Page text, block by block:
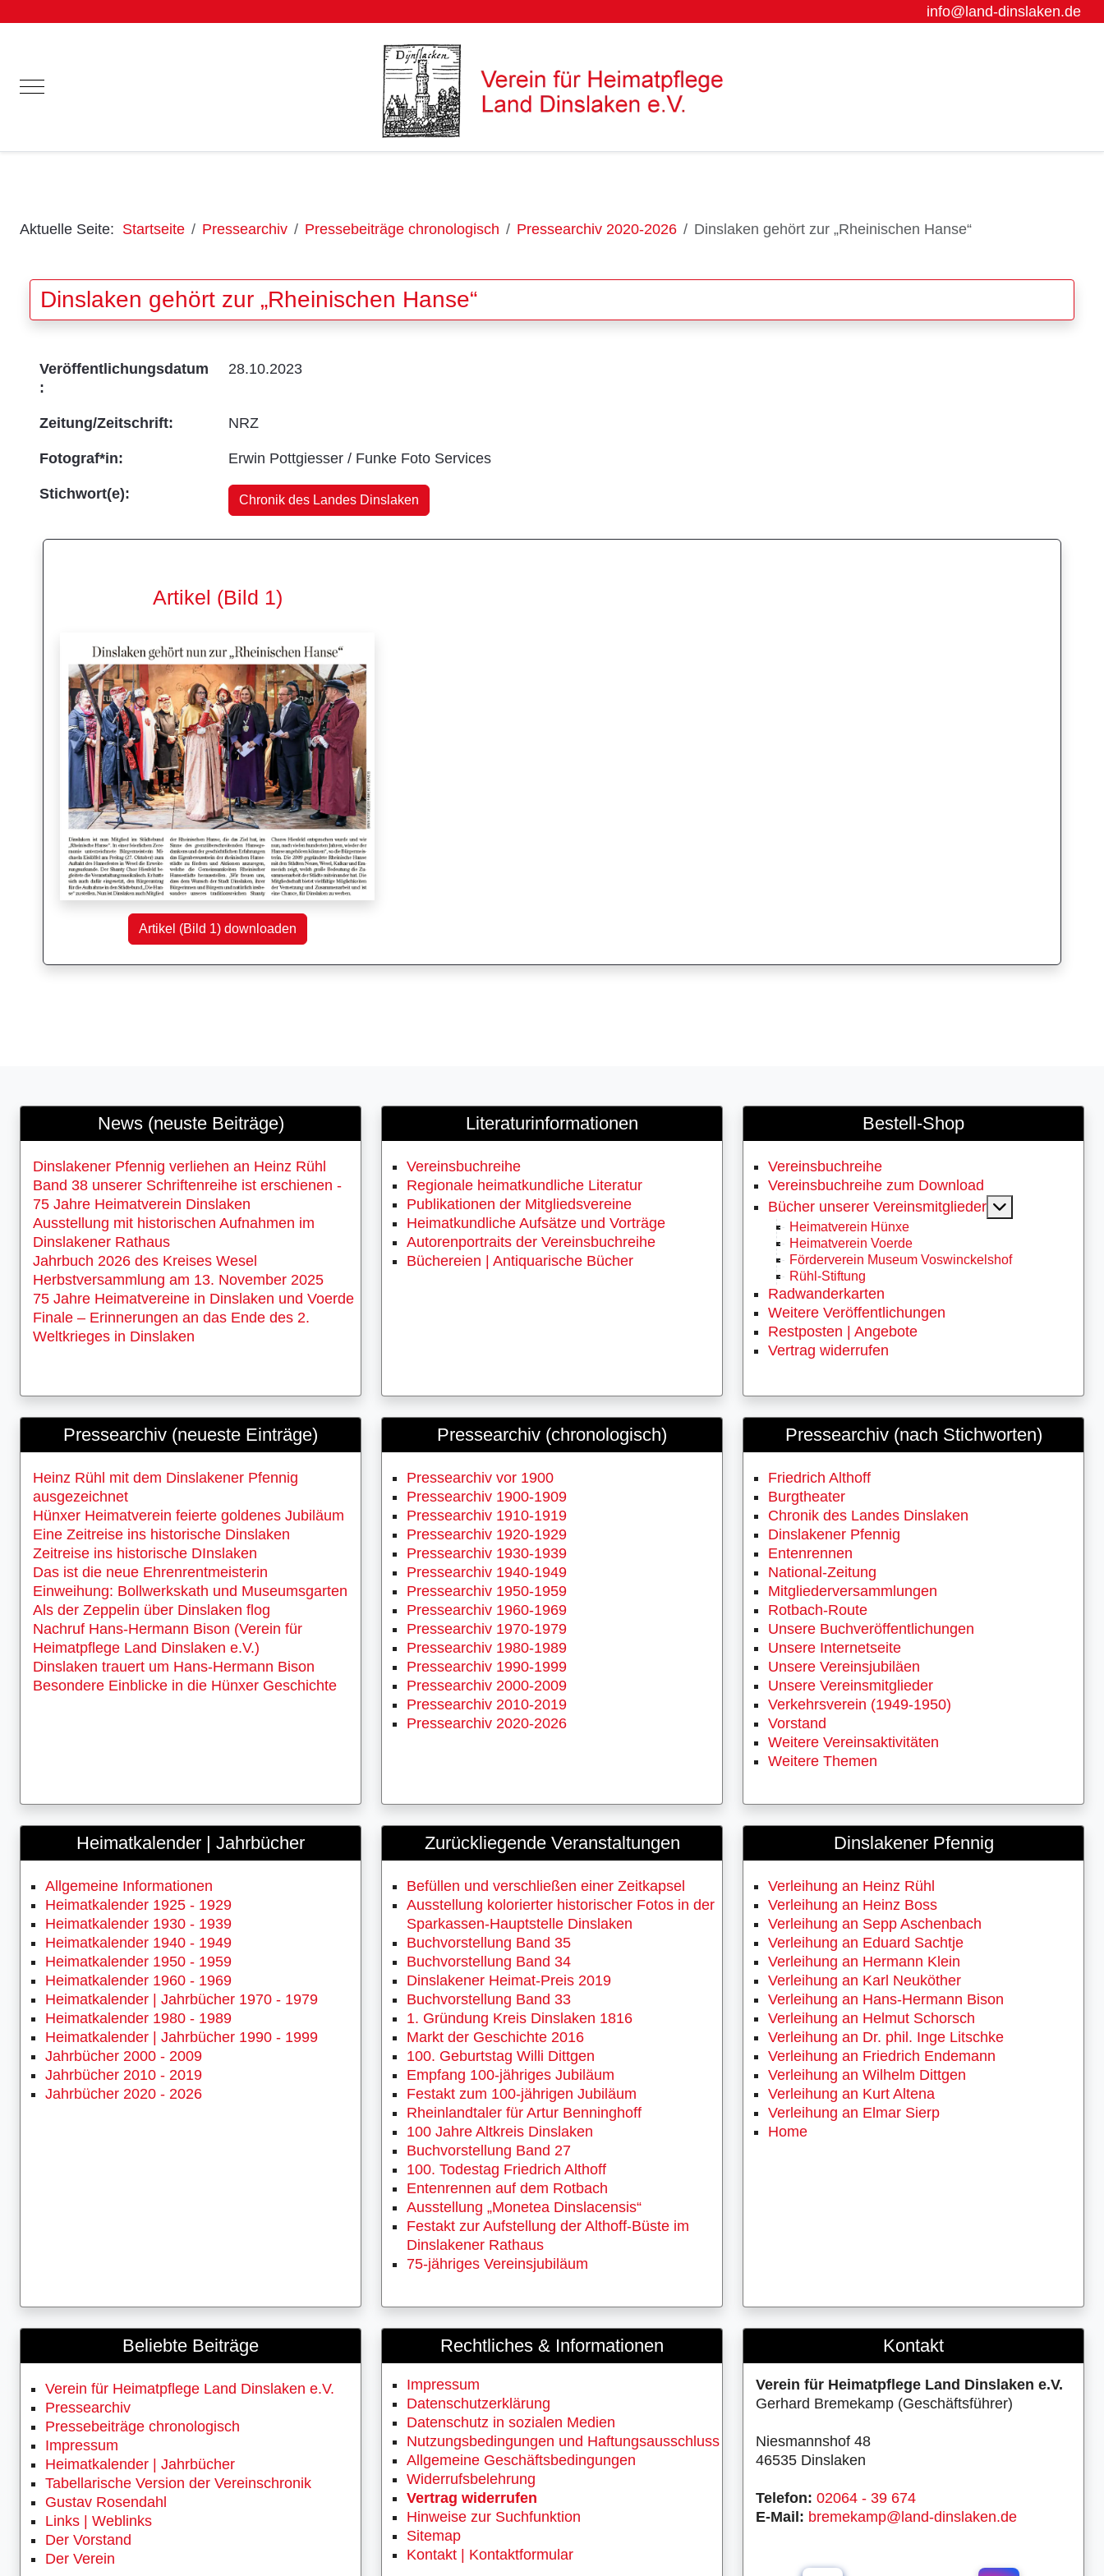
info@land-dinslaken.de
Mobile Menu Toggle
Aktuelle Seite: Startseite Pressearchiv Pressebeiträge chronologisch Pressearchiv 2020-2026 Dinslaken gehört zur „Rheinischen Hanse“
Dinslaken gehört zur „Rheinischen Hanse“
Veröffentlichungsdatum
:
28.10.2023
Zeitung/Zeitschrift: NRZ
Fotograf*in: Erwin Pottgiesser / Funke Foto Services
Stichwort(e): Chronik des Landes Dinslaken
Artikel (Bild 1)
Artikel (Bild 1) downloaden
News (neuste Beiträge)
Dinslakener Pfennig verliehen an Heinz Rühl
Band 38 unserer Schriftenreihe ist erschienen -
75 Jahre Heimatverein Dinslaken
Ausstellung mit historischen Aufnahmen im
Dinslakener Rathaus
Jahrbuch 2026 des Kreises Wesel
Herbstversammlung am 13. November 2025
75 Jahre Heimatvereine in Dinslaken und Voerde
Finale – Erinnerungen an das Ende des 2.
Weltkrieges in Dinslaken
Literaturinformationen
Vereinsbuchreihe
Regionale heimatkundliche Literatur
Publikationen der Mitgliedsvereine
Heimatkundliche Aufsätze und Vorträge
Autorenportraits der Vereinsbuchreihe
Büchereien | Antiquarische Bücher
Bestell-Shop
Vereinsbuchreihe
Vereinsbuchreihe zum Download
Bücher unserer Vereinsmitglieder
Heimatverein Hünxe
Heimatverein Voerde
Förderverein Museum Voswinckelshof
Rühl-Stiftung
Radwanderkarten
Weitere Veröffentlichungen
Restposten | Angebote
Vertrag widerrufen
Pressearchiv (neueste Einträge)
Heinz Rühl mit dem Dinslakener Pfennig
ausgezeichnet
Hünxer Heimatverein feierte goldenes Jubiläum
Eine Zeitreise ins historische Dinslaken
Zeitreise ins historische DInslaken
Das ist die neue Ehrenrentmeisterin
Einweihung: Bollwerkskath und Museumsgarten
Als der Zeppelin über Dinslaken flog
Nachruf Hans-Hermann Bison (Verein für
Heimatpflege Land Dinslaken e.V.)
Dinslaken trauert um Hans-Hermann Bison
Besondere Einblicke in die Hünxer Geschichte
Pressearchiv (chronologisch)
Pressearchiv vor 1900
Pressearchiv 1900-1909
Pressearchiv 1910-1919
Pressearchiv 1920-1929
Pressearchiv 1930-1939
Pressearchiv 1940-1949
Pressearchiv 1950-1959
Pressearchiv 1960-1969
Pressearchiv 1970-1979
Pressearchiv 1980-1989
Pressearchiv 1990-1999
Pressearchiv 2000-2009
Pressearchiv 2010-2019
Pressearchiv 2020-2026
Pressearchiv (nach Stichworten)
Friedrich Althoff
Burgtheater
Chronik des Landes Dinslaken
Dinslakener Pfennig
Entenrennen
National-Zeitung
Mitgliederversammlungen
Rotbach-Route
Unsere Buchveröffentlichungen
Unsere Internetseite
Unsere Vereinsjubiläen
Unsere Vereinsmitglieder
Verkehrsverein (1949-1950)
Vorstand
Weitere Vereinsaktivitäten
Weitere Themen
Heimatkalender | Jahrbücher
Allgemeine Informationen
Heimatkalender 1925 - 1929
Heimatkalender 1930 - 1939
Heimatkalender 1940 - 1949
Heimatkalender 1950 - 1959
Heimatkalender 1960 - 1969
Heimatkalender | Jahrbücher 1970 - 1979
Heimatkalender 1980 - 1989
Heimatkalender | Jahrbücher 1990 - 1999
Jahrbücher 2000 - 2009
Jahrbücher 2010 - 2019
Jahrbücher 2020 - 2026
Zurückliegende Veranstaltungen
Befüllen und verschließen einer Zeitkapsel
Ausstellung kolorierter historischer Fotos in der
Sparkassen-Hauptstelle Dinslaken
Buchvorstellung Band 35
Buchvorstellung Band 34
Dinslakener Heimat-Preis 2019
Buchvorstellung Band 33
1. Gründung Kreis Dinslaken 1816
Markt der Geschichte 2016
100. Geburtstag Willi Dittgen
Empfang 100-jähriges Jubiläum
Festakt zum 100-jährigen Jubiläum
Rheinlandtaler für Artur Benninghoff
100 Jahre Altkreis Dinslaken
Buchvorstellung Band 27
100. Todestag Friedrich Althoff
Entenrennen auf dem Rotbach
Ausstellung „Monetea Dinslacensis“
Festakt zur Aufstellung der Althoff-Büste im
Dinslakener Rathaus
75-jähriges Vereinsjubiläum
Dinslakener Pfennig
Verleihung an Heinz Rühl
Verleihung an Heinz Boss
Verleihung an Sepp Aschenbach
Verleihung an Eduard Sachtje
Verleihung an Hermann Klein
Verleihung an Karl Neuköther
Verleihung an Hans-Hermann Bison
Verleihung an Helmut Schorsch
Verleihung an Dr. phil. Inge Litschke
Verleihung an Friedrich Endemann
Verleihung an Wilhelm Dittgen
Verleihung an Kurt Altena
Verleihung an Elmar Sierp
Home
Beliebte Beiträge
Verein für Heimatpflege Land Dinslaken e.V.
Pressearchiv
Pressebeiträge chronologisch
Impressum
Heimatkalender | Jahrbücher
Tabellarische Version der Vereinschronik
Gustav Rosendahl
Links | Weblinks
Der Vorstand
Der Verein
Rechtliches & Informationen
Impressum
Datenschutzerklärung
Datenschutz in sozialen Medien
Nutzungsbedingungen und Haftungsausschluss
Allgemeine Geschäftsbedingungen
Widerrufsbelehrung
Vertrag widerrufen
Hinweise zur Suchfunktion
Sitemap
Kontakt | Kontaktformular
Kontakt
Verein für Heimatpflege Land Dinslaken e.V.
Gerhard Bremekamp (Geschäftsführer)
Niesmannshof 48
46535 Dinslaken
Telefon: 02064 - 39 674
E-Mail: bremekamp@land-dinslaken.de